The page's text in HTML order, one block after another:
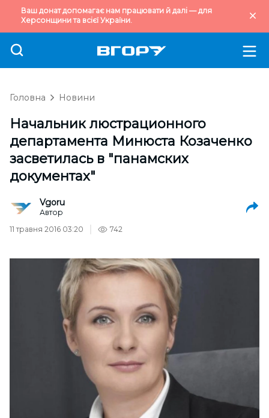
Ваш донат допомагає нам працювати й далі — для
Херсонщини та всієї України.
Головна Новини
Начальник люстрационного
департамента Минюста Козаченко
засветилась в "панамских
документах"
Vgoru
Автор
11 травня 2016 03:20
742